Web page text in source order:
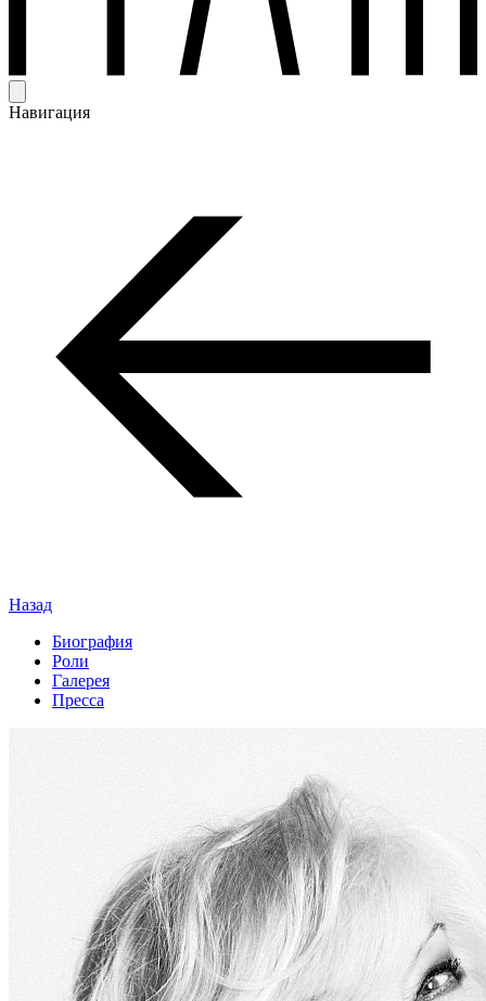
Навигация
Назад
Биография
Роли
Галерея
Пресса